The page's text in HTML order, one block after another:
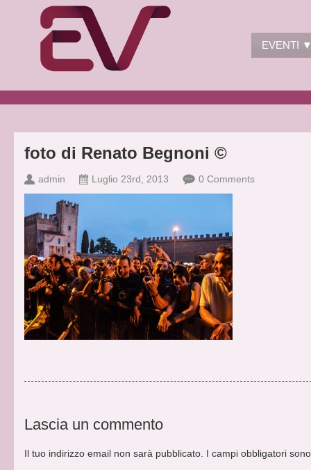
EVENTI
foto di Renato Begnoni ©
admin Luglio 23rd, 2013 0 Comments
Lasciaun commento
Il tuo indirizzo email non sarà pubblicato. I campi obbligatori